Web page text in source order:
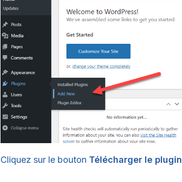
Cliquez sur le bouton Télécharger le plugin